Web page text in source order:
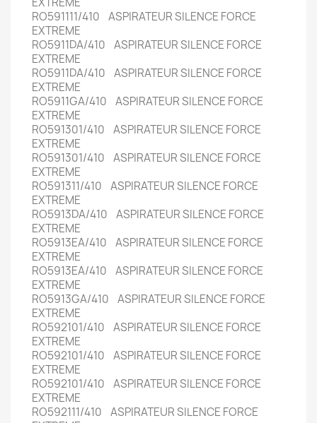
RO591111/410 ASPIRATEUR SILENCE FORCE
EXTREME
RO5911DA/410 ASPIRATEUR SILENCE FORCE
EXTREME
RO5911DA/410 ASPIRATEUR SILENCE FORCE
EXTREME
RO5911GA/410 ASPIRATEUR SILENCE FORCE
EXTREME
RO591301/410 ASPIRATEUR SILENCE FORCE
EXTREME
RO591301/410 ASPIRATEUR SILENCE FORCE
EXTREME
RO591311/410 ASPIRATEUR SILENCE FORCE
EXTREME
RO5913DA/410 ASPIRATEUR SILENCE FORCE
EXTREME
RO5913EA/410 ASPIRATEUR SILENCE FORCE
EXTREME
RO5913EA/410 ASPIRATEUR SILENCE FORCE
EXTREME
RO5913GA/410 ASPIRATEUR SILENCE FORCE
EXTREME
RO592101/410 ASPIRATEUR SILENCE FORCE
EXTREME
RO592101/410 ASPIRATEUR SILENCE FORCE
EXTREME
RO592101/410 ASPIRATEUR SILENCE FORCE
EXTREME
RO592111/410 ASPIRATEUR SILENCE FORCE